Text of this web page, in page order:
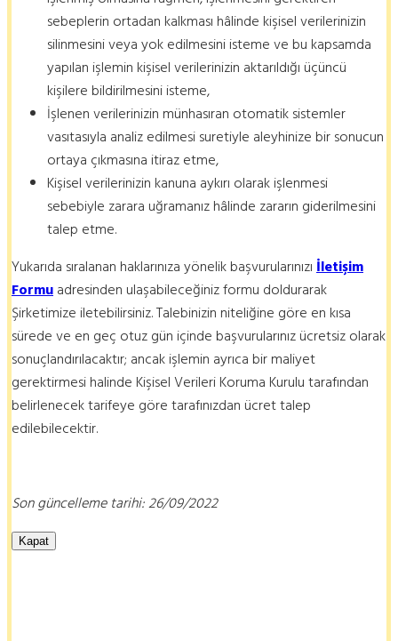
sebeplerin ortadan kalkması hâlinde kişisel verilerinizin
silinmesini veya yok edilmesini isteme ve bu kapsamda
yapılan işlemin kişisel verilerinizin aktarıldığı üçüncü
kişilere bildirilmesini isteme,
İşlenen verilerinizin münhasıran otomatik sistemler
vasıtasıyla analiz edilmesi suretiyle aleyhinize bir sonucun
ortaya çıkmasına itiraz etme,
Kişisel verilerinizin kanuna aykırı olarak işlenmesi
sebebiyle zarara uğramanız hâlinde zararın giderilmesini
talep etme.
Yukarıda sıralanan haklarınıza yönelik başvurularınızıİletişim
Formuadresinden ulaşabileceğiniz formu doldurarak
Şirketimize iletebilirsiniz. Talebinizin niteliğine göre en kısa
sürede ve en geç otuz gün içinde başvurularınız ücretsiz olarak
sonuçlandırılacaktır; ancak işlemin ayrıca bir maliyet
gerektirmesi halinde Kişisel Verileri Koruma Kurulu tarafından
belirlenecek tarifeye göre tarafınızdan ücret talep
edilebilecektir.
Son güncelleme tarihi: 26/09/2022
Kapat